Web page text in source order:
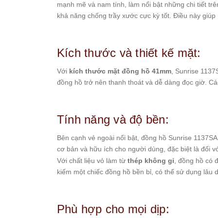
Starke
Sunrise
Đồng
Cặp
Marc
Michael
Kors
Sunrise
Khác
mạnh mẽ và nam tính, làm nổi bật những chi tiết
khả năng chống trầy xước cực kỳ tốt. Điều này
Kích thước và thiết kế mặt:
Với kích thước mặt đồng hồ 41mm , Sunrise
đồng hồ trở nên thanh thoát và dễ dàng đọc giờ.
Tính năng và độ bền:
Bên cạnh vẻ ngoài nổi bật, đồng hồ Sunrise
cơ bản và hữu ích cho người dùng, đặc biệt là đối
Với chất liệu vỏ làm từ thép không gỉ , đồng hồ
kiếm một chiếc đồng hồ bền bỉ, có thể sử dụng lâu
Phù hợp cho mọi dịp: